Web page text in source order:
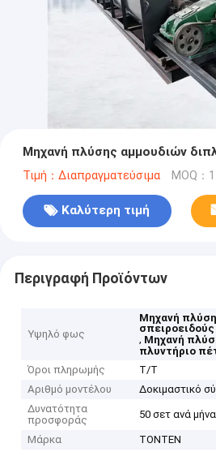
Μηχανή πλύσης αμμουδιών
Τιμή：Διαπραγματεύσιμα MOQ：
Καλύτερη τιμή
Περιγραφή Προϊόντων
Υψηλό φως
Μηχανή
σπειροειδούς
, Μηχανή
πλυντήριο
Όροι πληρωμής
Τ/Τ
Αριθμό μοντέλου
Δοκιμαστικό
Δυνατότητα
προσφοράς
50 σετ ανά μήνα
Μάρκα
TONTEN